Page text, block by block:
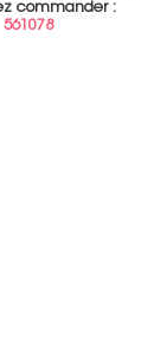
commander :
561078